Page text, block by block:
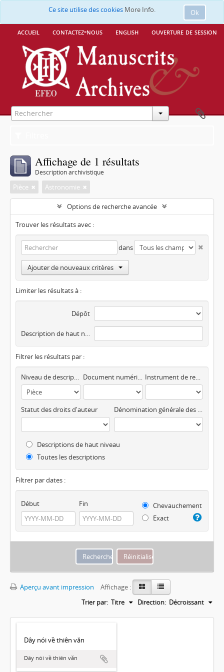
Ok
Ce site utilise des cookies More Info.
accueil contactez-nous english ouverture de session
Affichage de 1 résultats
Description archivistique
Pièce Astronomie
Options de recherche avancée
Trouver les résultats avec :
dans
Ajouter de nouveaux critères
Limiter les résultats à :
Dépôt
Description de haut niveau
Filtrer les résultats par :
Niveau de description Document numérisé disponible Instrument de recherche
Statut des droits d'auteur Dénomination générale des documents
Descriptions de haut niveau
Toutes les descriptions
Filtrer par dates :
Début Fin
Chevauchement
Exact
Aperçu avant impression
Affichage :
Trier par: Titre Direction: Décroissant
Dây nói về thiên văn
Dây nói về thiên văn